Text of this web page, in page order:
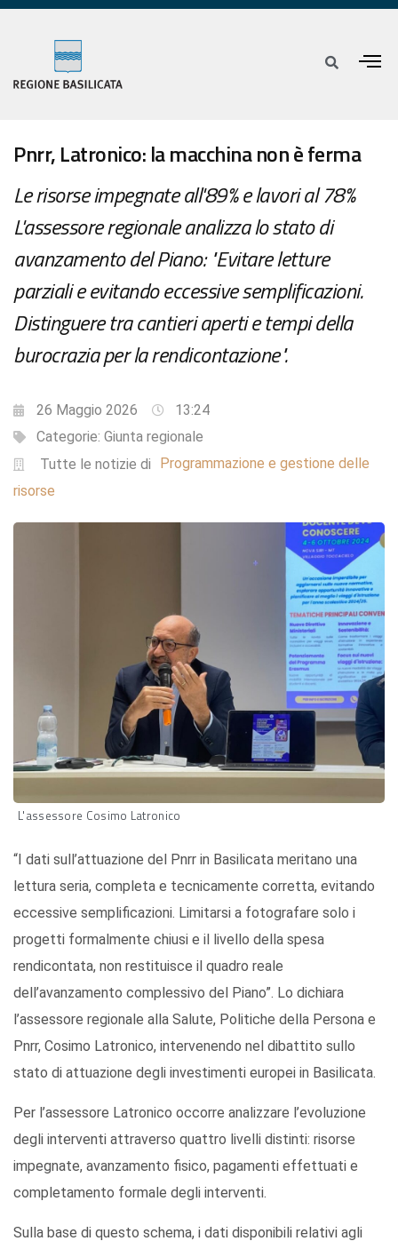
Pnrr, Latronico: la macchina non è ferma
Le risorse impegnate all'89% e lavori al 78%
L'assessore regionale analizza lo stato di
avanzamento del Piano: "Evitare letture
parziali e evitando eccessive semplificazioni.
Distinguere tra cantieri aperti e tempi della
burocrazia per la rendicontazione".
26 Maggio 2026
13:24
Categorie: Giunta regionale
Tutte le notizie di
Programmazione e gestione delle
risorse
L'assessore Cosimo Latronico
“I dati sull’attuazione del Pnrr in Basilicata meritano una
lettura seria, completa e tecnicamente corretta, evitando
eccessive semplificazioni. Limitarsi a fotografare solo i
progetti formalmente chiusi e il livello della spesa
rendicontata, non restituisce il quadro reale
dell’avanzamento complessivo del Piano”. Lo dichiara
l’assessore regionale alla Salute, Politiche della Persona e
Pnrr, Cosimo Latronico, intervenendo nel dibattito sullo
stato di attuazione degli investimenti europei in Basilicata.
Per l’assessore Latronico occorre analizzare l’evoluzione
degli interventi attraverso quattro livelli distinti: risorse
impegnate, avanzamento fisico, pagamenti effettuati e
completamento formale degli interventi.
Sulla base di questo schema, i dati disponibili relativi agli